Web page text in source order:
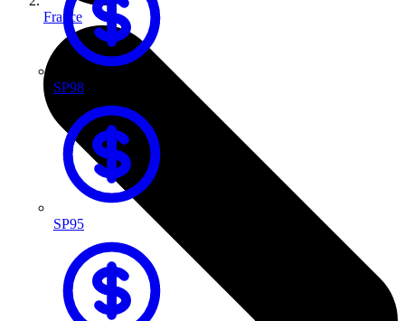
SP98
SP95
France